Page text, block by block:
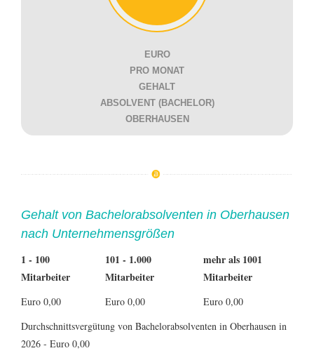
EURO
PRO MONAT
GEHALT
ABSOLVENT (BACHELOR)
OBERHAUSEN
Gehalt von Bachelorabsolventen in Oberhausen
nach Unternehmensgrößen
1 - 100
Mitarbeiter
101 - 1.000
Mitarbeiter
mehr als 1001
Mitarbeiter
Euro 0,00 Euro 0,00
Euro 0,00
Durchschnittsvergütung von Bachelorabsolventen in Oberhausen in
2026 - Euro 0,00